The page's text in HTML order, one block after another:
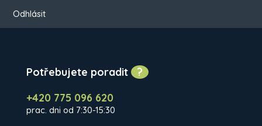
Odhlásit
Potřebujete poradit ?
+420 775 096 620
prac. dni od 7:30-15:30